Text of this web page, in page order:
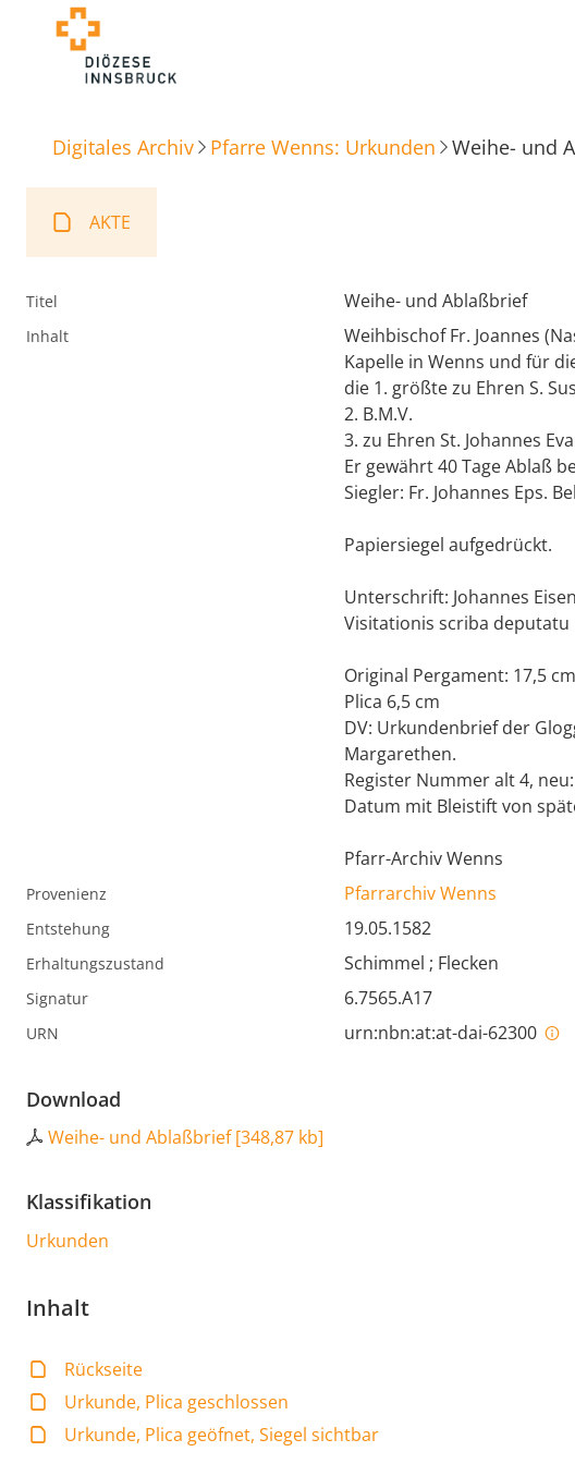
Digitales Archiv Pfarre Wenns: Urkunden Weihe- und
AKTE
Titel Weihe- und Ablaßbrief
Inhalt
Weihbischof Fr. Joannes
Kapelle in Wenns und für
die 1. größte zu Ehren S.
2. B.M.V.
3. zu Ehren St. Johannes
Er gewährt 40 Tage Ablaß
Siegler: Fr. Johannes Eps.
Papiersiegel aufgedrückt.
Unterschrift: Johannes
Visitationis scriba deputatu
Original Pergament: 17,5
Plica 6,5 cm
DV: Urkundenbrief der
Margarethen.
Register Nummer alt 4, neu:
Datum mit Bleistift von
Pfarr-Archiv Wenns
Provenienz Pfarrarchiv Wenns
Entstehung 19.05.1582
Erhaltungszustand Schimmel ; Flecken
Signatur 6.7565.A17
URN urn:nbn:at:at-dai-62300
Download
Weihe- und Ablaßbrief[348,87 kb]
Klassifikation
Urkunden
Inhalt
Rückseite
Urkunde, Plica geschlossen
Urkunde, Plica geöfnet, Siegel sichtbar